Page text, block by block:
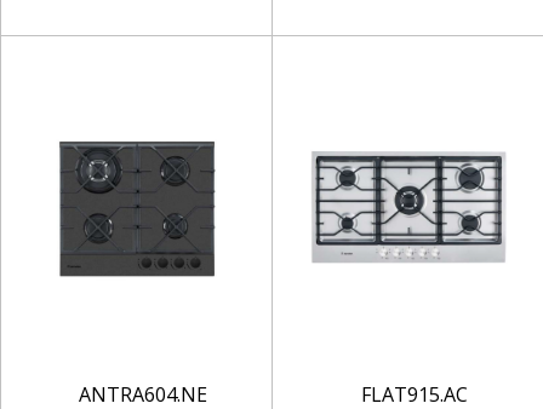
ANTRA604.NE FLAT915.AC